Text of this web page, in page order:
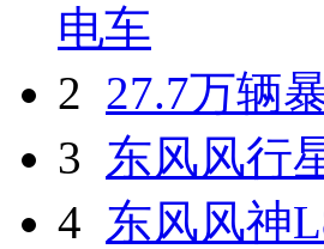
电车
2 27.7万辆
3 东风风行
4 东风风神